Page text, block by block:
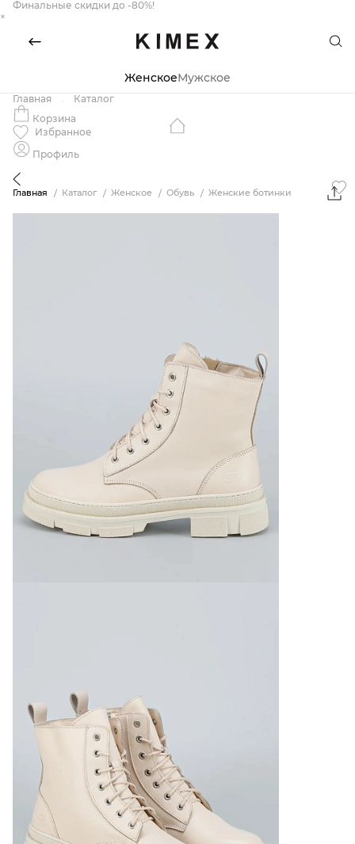
Финальные скидки до -80%!
×
ЖенскоеМужское
Главная
Каталог
Корзина
Избранное
Профиль
Главная Каталог Женское Обувь Женские ботинки